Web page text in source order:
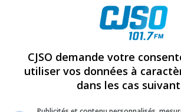
CJSO demande votre
utiliser vos données à
dans les cas